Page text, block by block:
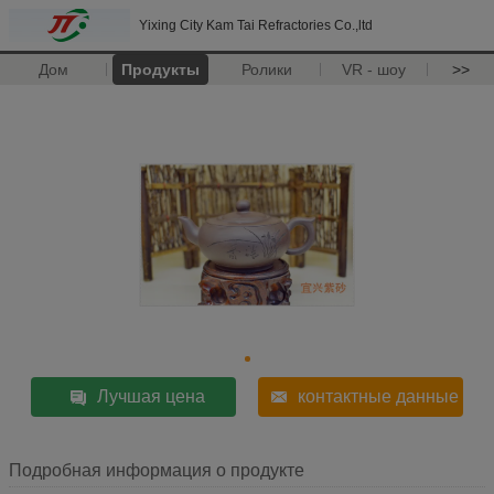
Yixing City Kam Tai Refractories Co.,ltd
Дом Продукты Ролики VR - шоу >>
Лучшая цена контактные данные
Подробная информация о продукте